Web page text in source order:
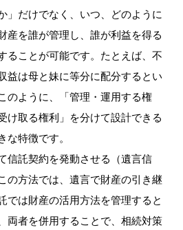
」だけでなく、いつ、どのように
産を誰が管理し、誰が利益を得る
ることが可能です。たとえば、不
益は母と妹に等分に配分するとい
のように、「管理・運用する権
け取る権利」を分けて設計できる
な特徴です。
信託契約を発動させる（遺言信
の方法では、遺言で財産の引き継
では財産の活用方法を管理すると
両者を併用することで、相続対策